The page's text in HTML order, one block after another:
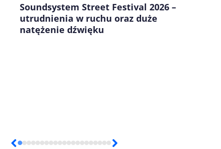
Soundsystem Street Festival 2026 –
utrudnienia w ruchu oraz duże
natężenie dźwięku